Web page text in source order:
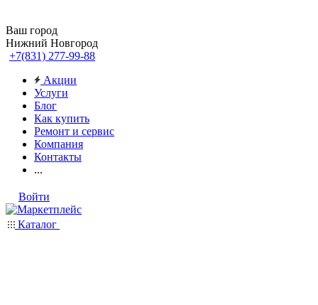
Ваш город
Нижний Новгород
+7(831) 277-99-88
Акции
Услуги
Блог
Как купить
Ремонт и сервис
Компания
Контакты
...
Войти
Каталог